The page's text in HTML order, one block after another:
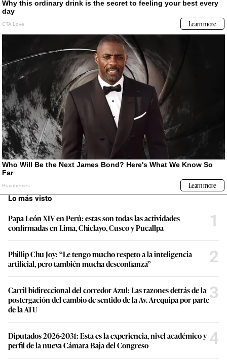
Lo más visto
Papa León XIV en Perú: estas son todas las actividades
confirmadas en Lima, Chiclayo, Cusco y Pucallpa
1
Phillip Chu Joy: “Le tengo mucho respeto a la inteligencia
artificial, pero también mucha desconfianza”
2
Carril bidireccional del corredor Azul: Las razones detrás de la
postergación del cambio de sentido de la Av. Arequipa por parte
de la ATU
3
Diputados 2026-2031: Esta es la experiencia, nivel académico y
perfil de la nueva Cámara Baja del Congreso
4